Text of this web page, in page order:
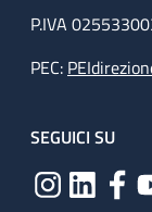
P.IVA
PEC:
SEGUICI SU